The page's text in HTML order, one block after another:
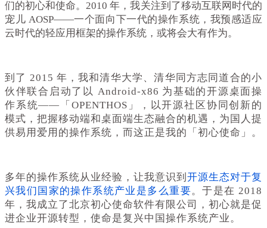
们的初心和使命。2010 年，我关注到了移动互联网时代的
宠儿 AOSP——一个面向下一代的操作系统，我预感适应
云时代的轻应用框架的操作系统，或将会大有作为。
到了 2015 年，我和清华大学、清华同方志同道合的小
伙伴联合启动了以 Android-x86 为基础的开源桌面操
作系统——「OPENTHOS」，以开源社区协同创新的
模式，把握移动端和桌面端生态融合的机遇，为国人提
供易用爱用的操作系统，而这正是我的「初心使命」。
多年的操作系统从业经验，让我意识到 开源生态对于复
兴我们国家的操作系统产业是多么重要。于是在 2018
年，我成立了北京初心使命软件有限公司，初心就是促
进企业开源转型，使命是复兴中国操作系统产业。